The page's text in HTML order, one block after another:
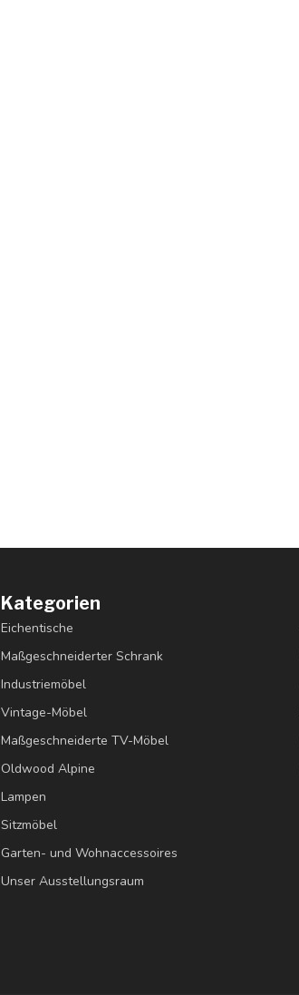
Kategorien
Eichentische
Maßgeschneiderter Schrank
Industriemöbel
Vintage-Möbel
Maßgeschneiderte TV-Möbel
Oldwood Alpine
Lampen
Sitzmöbel
Garten- und Wohnaccessoires
Unser Ausstellungsraum